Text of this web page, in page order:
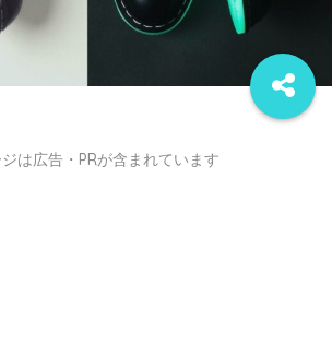
は広告・PRが含まれています